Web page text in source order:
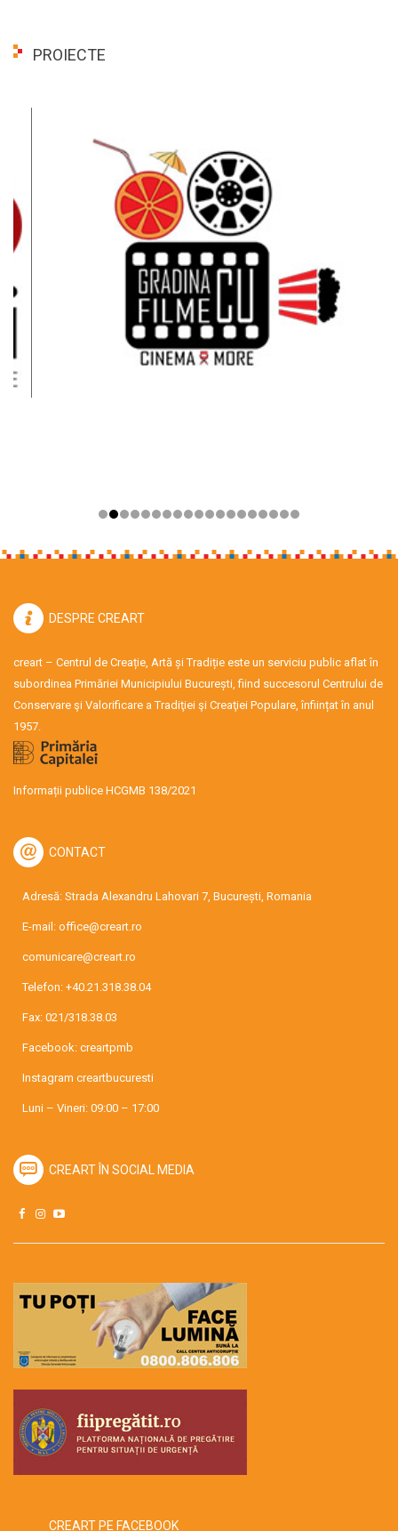
PROIECTE
DESPRE CREART
creart – Centrul de Creație, Artă și Tradiție este un serviciu public aflat în
subordinea Primăriei Municipiului București, fiind succesorul Centrului de
Conservare şi Valorificare a Tradiţiei şi Creaţiei Populare, înființat în anul
1957.
Informații publice HCGMB 138/2021
CONTACT
Adresă: Strada Alexandru Lahovari 7, București, Romania
E-mail: office@creart.ro
comunicare@creart.ro
Telefon: +40.21.318.38.04
Fax: 021/318.38.03
Facebook: creartpmb
Instagram creartbucuresti
Luni – Vineri: 09:00 – 17:00
CREART ÎN SOCIAL MEDIA
CREART PE FACEBOOK